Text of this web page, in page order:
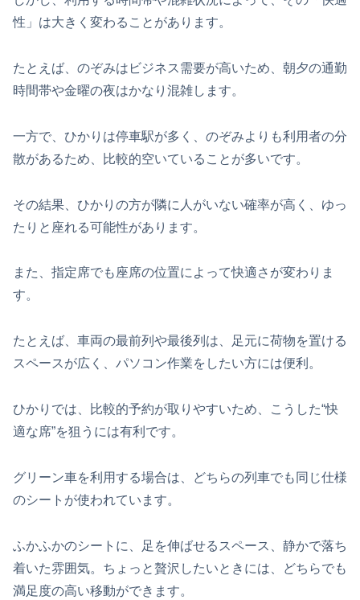
性」は大きく変わることがあります。
たとえば、のぞみはビジネス需要が高いため、朝夕の通勤
時間帯や金曜の夜はかなり混雑します。
一方で、ひかりは停車駅が多く、のぞみよりも利用者の分
散があるため、比較的空いていることが多いです。
その結果、ひかりの方が隣に人がいない確率が高く、ゆっ
たりと座れる可能性があります。
また、指定席でも座席の位置によって快適さが変わりま
す。
たとえば、車両の最前列や最後列は、足元に荷物を置ける
スペースが広く、パソコン作業をしたい方には便利。
ひかりでは、比較的予約が取りやすいため、こうした“快
適な席”を狙うには有利です。
グリーン車を利用する場合は、どちらの列車でも同じ仕様
のシートが使われています。
ふかふかのシートに、足を伸ばせるスペース、静かで落ち
着いた雰囲気。ちょっと贅沢したいときには、どちらでも
満足度の高い移動ができます。